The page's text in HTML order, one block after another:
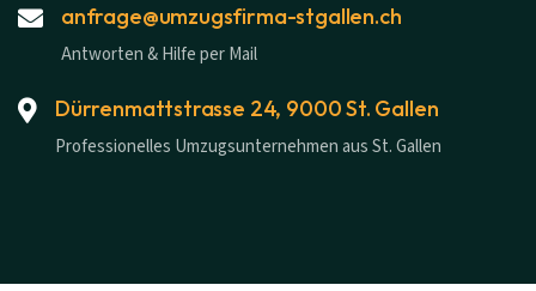
anfrage@umzugsfirma-stgallen.ch
Antworten & Hilfe per Mail
Dürrenmattstrasse 24, 9000 St. Gallen
Professionelles Umzugsunternehmen aus St. Gallen